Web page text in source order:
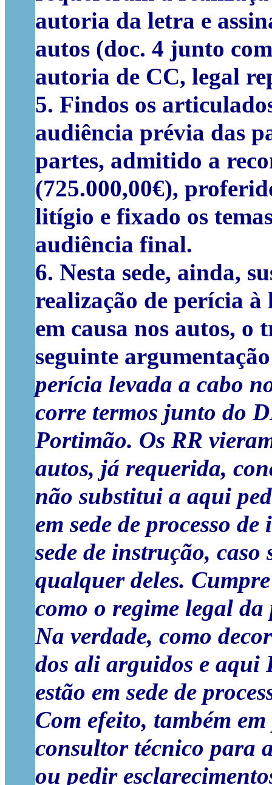
autoria da letra e
autos (doc. 4 junto
autoria de CC, legal
5. Findos os
audiência prévia das
partes, admitido a
(725.000,00€),
litígio e fixado os
audiência final.
6. Nesta sede, ainda,
realização de perícia à
em causa nos autos, o
seguinte
perícia levada a cabo
corre termos junto do
Portimão. Os RR
autos, já requerida,
não substitui a aqui
em sede de processo
sede de instrução,
qualquer deles.
como o regime legal da
Na verdade, como
dos ali arguidos e aqui
estão em sede de
Com efeito, também
consultor técnico para
ou pedir